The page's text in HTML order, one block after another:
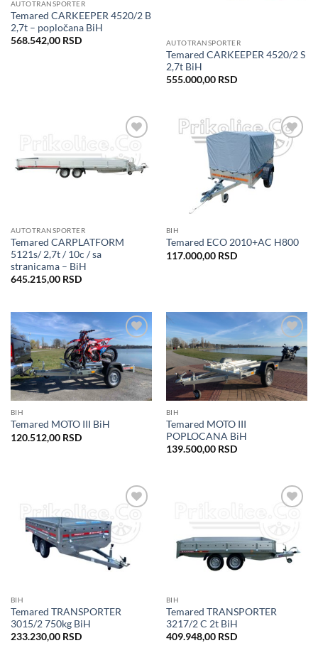
AUTOTRANSPORTER
Temared CARKEEPER 4520/2 B
2,7t – popločana BiH
568.542,00 RSD AUTOTRANSPORTER
Temared CARKEEPER 4520/2 S
2,7t BiH
555.000,00 RSD
u listu
želja
AUTOTRANSPORTER
Temared CARPLATFORM
5121s/ 2,7t / 10c / sa
stranicama – BiH
645.215,00 RSD
Dodaj
u listu
BIH
Temared ECO 2010+AC H800
117.000,00 RSD
Dodaj
želja
BIH
Temared MOTO III BiH
120.512,00 RSD
Dodaj
u listu
želja
BIH
Temared MOTO III
POPLOCANA BiH
139.500,00 RSD
u listu
želja
BIH
Temared TRANSPORTER
3015/2 750kg BiH
233.230,00 RSD
BIH
Temared TRANSPORTER
3217/2 C 2t BiH
409.948,00 RSD